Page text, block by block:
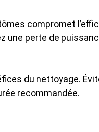
compromet
une perte de
du nettoyage.
recommandée.